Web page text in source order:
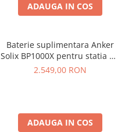
ADAUGA IN COS
Baterie suplimentara Anker
Solix BP1000X pentru statia de
alimentare portabila Anker
2.549,00 RON
ADAUGA IN COS